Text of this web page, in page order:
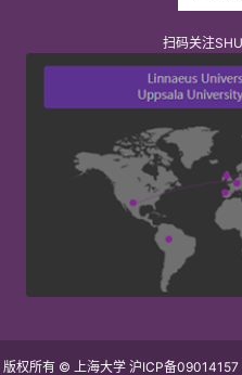
扫码关注
版权所有 © 上海大学 沪ICP备